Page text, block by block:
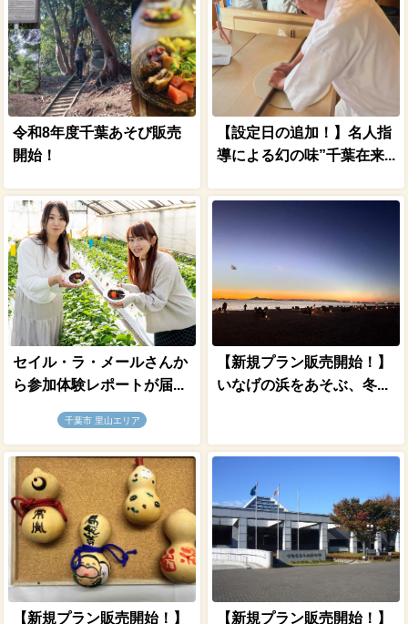
令和8年度千葉あそび販売
開始！
【設定日の追加！】名人指
導による幻の味”千葉在来...
セイル・ラ・メールさんか
ら参加体験レポートが届...
千葉市 里山エリア
【新規プラン販売開始！】
いなげの浜をあそぶ、冬...
【新規プラン販売開始！】 【新規プラン販売開始！】